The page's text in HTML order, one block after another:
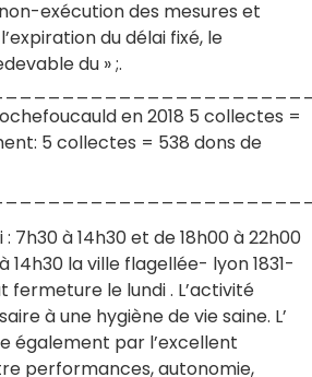
exécution des mesures et
du délai fixé, le
du » ;.
en 2018 5 collectes =
5 collectes = 538 dons de
7h30 à 14h30 et de 18h00 à 22h00
14h30 la ville flagellée- lyon 1831-
fermeture le lundi . L’activité
à une hygiène de vie saine. L’
également par l’excellent
performances, autonomie,